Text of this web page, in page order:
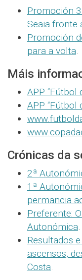
Promoción
Seaia fronte
Promoción
para a volta
Máis
APP “Fútbol
APP “Fútbol
Crónicas da
2ª
1ª
permancia
Preferente:
Autonómica
Resultados
ascensos,
Costa